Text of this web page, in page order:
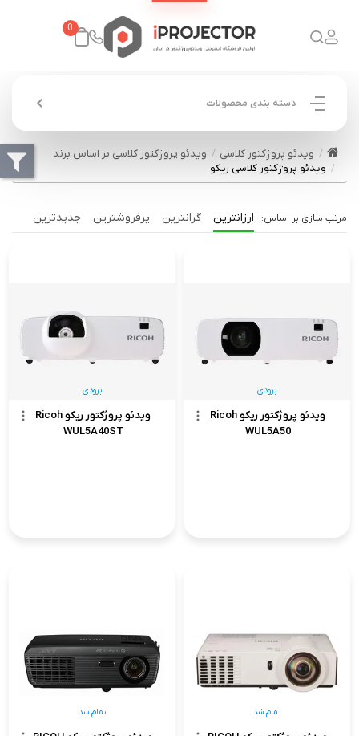
0
دسته بندی محصولات
ویدئو پروژکتور کلاسی
ویدئو پروژکتور کلاسی بر اساس برند
ویدئو پروژکتور کلاسی ریکو
ارزانترین گرانترین پرفروشترین جدیدترین
ویدئو پروژکتور ریکو Ricoh
WUL5A50
بزودی
ویدئو پروژکتور ریکو Ricoh
WUL5A40ST
بزودی
تمام شد تمام شد